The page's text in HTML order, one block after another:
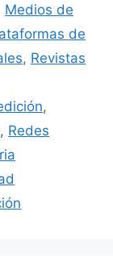
Medios de
de
, Revistas
,
, Redes